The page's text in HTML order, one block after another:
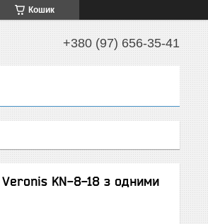
Кошик
+380 (97) 656-35-41
KN-8-18 з одними